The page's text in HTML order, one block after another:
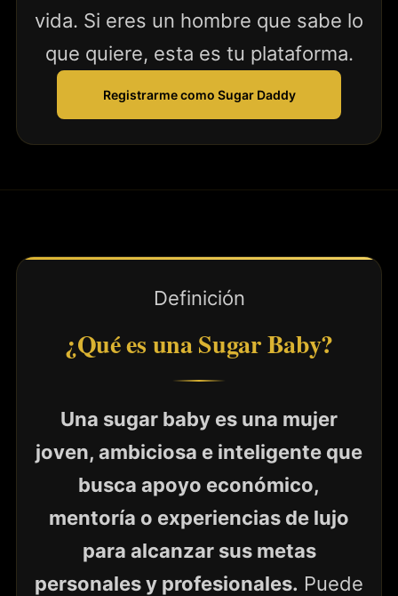
vida. Si eres un hombre que sabe lo
que quiere, esta es tu plataforma.
Registrarme como Sugar Daddy
Definición
¿Qué es una Sugar Baby?
Una sugar baby es una mujer
joven, ambiciosa e inteligente que
busca apoyo económico,
mentoría o experiencias de lujo
para alcanzar sus metas
personales y profesionales. Puede